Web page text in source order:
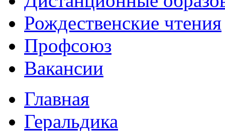
Рождественские чтения
Профсоюз
Вакансии
Главная
Геральдика